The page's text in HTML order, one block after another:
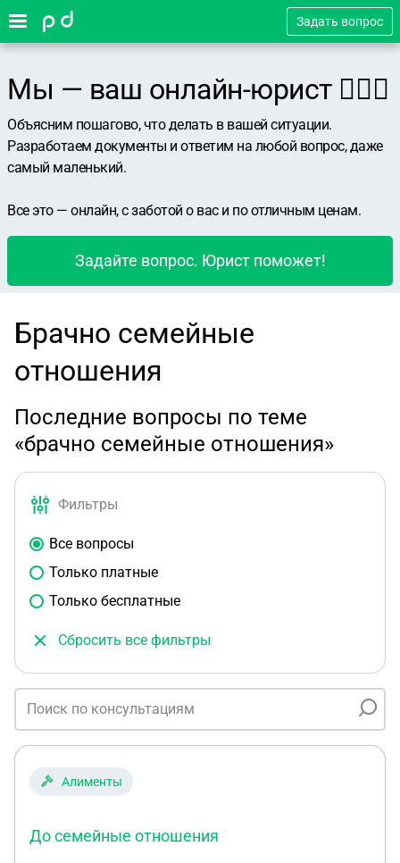
Задать вопрос
Мы — ваш онлайн-юрист 👨🏻‍⚖️
Объясним пошагово, что делать в вашей ситуации.
Разработаем документы и ответим на любой вопрос, даже
самый маленький.
Все это — онлайн, с заботой о вас и по отличным ценам.
Задайте вопрос. Юрист поможет!
Брачно семейные
отношения
Последние вопросы по теме
«брачно семейные отношения»
Фильтры
Все вопросы
Только платные
Только бесплатные
Сбросить все фильтры
Алименты
До семейные отношения